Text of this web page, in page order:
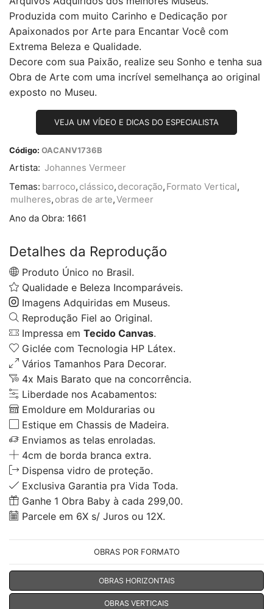
Produzida com muito Carinho e Dedicação por
Apaixonados por Arte para Encantar Você com
Extrema Beleza e Qualidade.
Decore com sua Paixão, realize seu Sonho e tenha sua
Obra de Arte com uma incrível semelhança ao original
exposto no Museu.
VEJA UM VÍDEO E DICAS DO ESPECIALISTA
Código: OACANV1736B
Artista: Johannes Vermeer
Temas: barroco, clássico, decoração, Formato Vertical,
mulheres, obras de arte,Vermeer
Ano da Obra: 1661
Detalhes da Reprodução
Produto Único no Brasil.
Qualidade e Beleza Incomparáveis.
Imagens Adquiridas em Museus.
Reprodução Fiel ao Original.
Impressa em Tecido Canvas.
Giclée com Tecnologia HP Látex.
Vários Tamanhos Para Decorar.
4x Mais Barato que na concorrência.
Liberdade nos Acabamentos:
Emoldure em Moldurarias ou
Estique em Chassis de Madeira.
Enviamos as telas enroladas.
4cm de borda branca extra.
Dispensa vidro de proteção.
Exclusiva Garantia pra Vida Toda.
Ganhe 1 Obra Baby à cada 299,00.
Parcele em 6X s/ Juros ou 12X.
OBRAS POR FORMATO
OBRAS HORIZONTAIS
OBRAS VERTICAIS